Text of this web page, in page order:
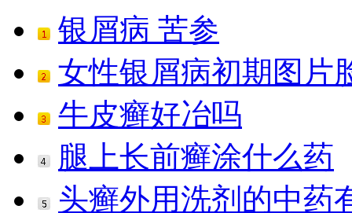
银屑病 苦参
女性银屑病初期图片
牛皮癣好冶吗
腿上长前癣涂什么药
头癣外用洗剂的中药